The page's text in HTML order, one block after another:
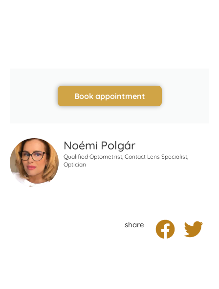
Book appointment
Noémi Polgár
Qualified Optometrist, Contact Lens Specialist,
Optician
share